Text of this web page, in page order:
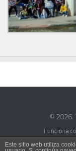
© 2026.
Funciona
Este sitio web utiliza